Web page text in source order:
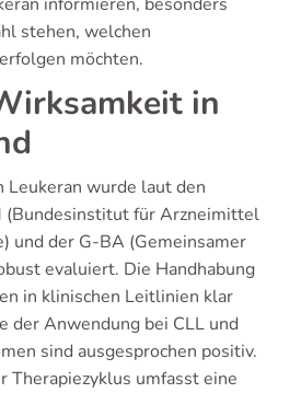
stehen, welchen
möchten.
in
wurde laut den
(Bundesinstitut für Arzneimittel
und der G-BA (Gemeinsamer
evaluiert. Die Handhabung
in klinischen Leitlinien klar
der Anwendung bei CLL und
sind ausgesprochen positiv.
Therapiezyklus umfasst eine